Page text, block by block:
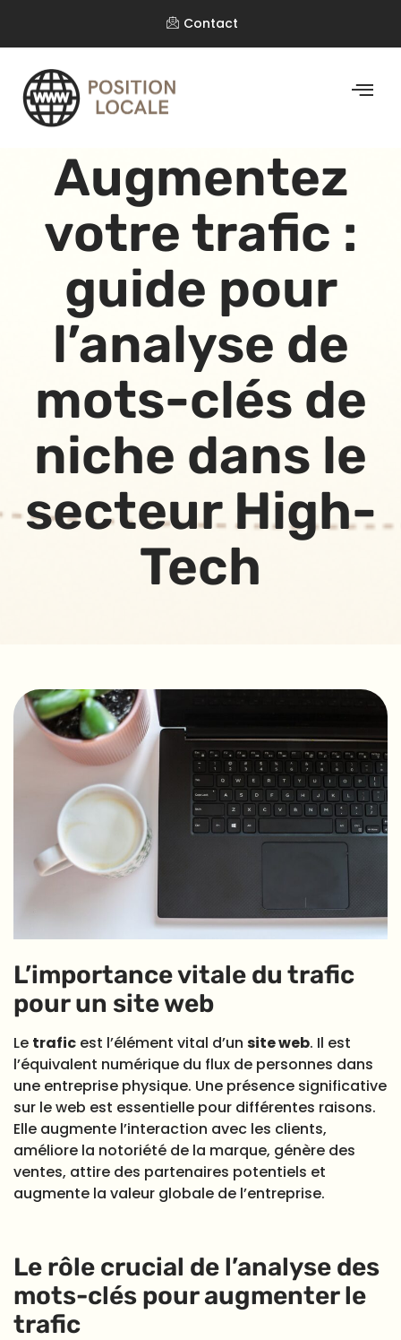
Contact
Augmentez
votre trafic :
guide pour
l’analyse de
mots-clés de
niche dans le
secteur High-
Tech
L’importance vitale du trafic
pour un site web
Le trafic est l’élément vital d’un site web. Il est
l’équivalent numérique du flux de personnes dans
une entreprise physique. Une présence significative
sur le web est essentielle pour différentes raisons.
Elle augmente l’interaction avec les clients,
améliore la notoriété de la marque, génère des
ventes, attire des partenaires potentiels et
augmente la valeur globale de l’entreprise.
Le rôle crucial de l’analyse des
mots-clés pour augmenter le
trafic